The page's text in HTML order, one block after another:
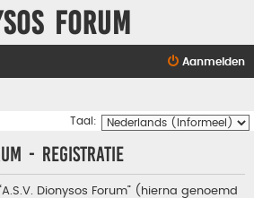
Forum
Aanmelden
Taal:
- Registratie
Dionysos Forum” (hierna genoemd